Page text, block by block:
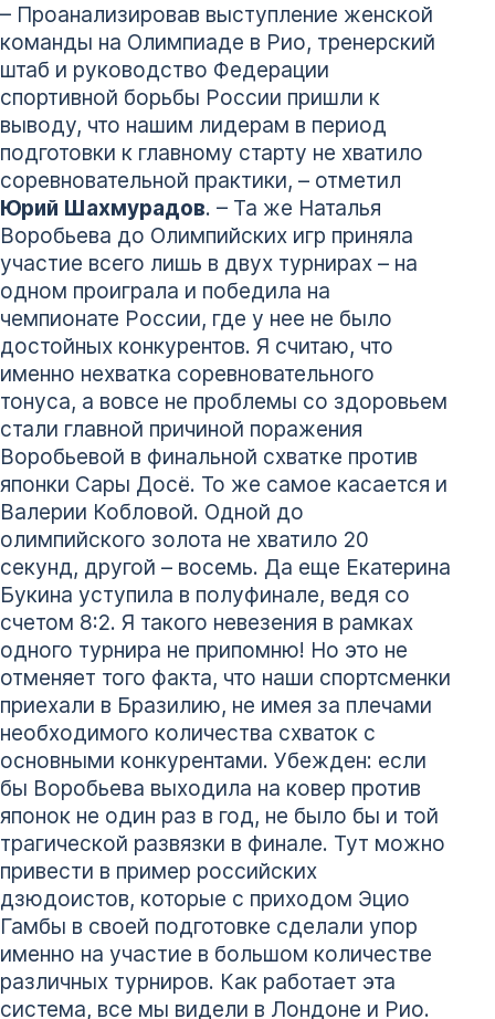
– Проанализировав выступление женской
команды на Олимпиаде в Рио, тренерский
штаб и руководство Федерации
спортивной борьбы России пришли к
выводу, что нашим лидерам в период
подготовки к главному старту не хватило
соревновательной практики, – отметил
Юрий Шахмурадов. – Та же Наталья
Воробьева до Олимпийских игр приняла
участие всего лишь в двух турнирах – на
одном проиграла и победила на
чемпионате России, где у нее не было
достойных конкурентов. Я считаю, что
именно нехватка соревновательного
тонуса, а вовсе не проблемы со здоровьем
стали главной причиной поражения
Воробьевой в финальной схватке против
японки Сары Досё. То же самое касается и
Валерии Кобловой. Одной до
олимпийского золота не хватило 20
секунд, другой – восемь. Да еще Екатерина
Букина уступила в полуфинале, ведя со
счетом 8:2. Я такого невезения в рамках
одного турнира не припомню! Но это не
отменяет того факта, что наши спортсменки
приехали в Бразилию, не имея за плечами
необходимого количества схваток с
основными конкурентами. Убежден: если
бы Воробьева выходила на ковер против
японок не один раз в год, не было бы и той
трагической развязки в финале. Тут можно
привести в пример российских
дзюдоистов, которые с приходом Эцио
Гамбы в своей подготовке сделали упор
именно на участие в большом количестве
различных турниров. Как работает эта
система, все мы видели в Лондоне и Рио.